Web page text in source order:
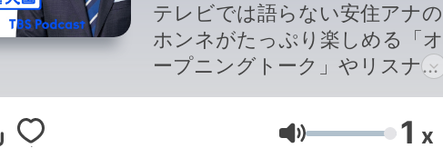
テレビでは語らない安住アナの
ホンネがたっぷり楽しめる「オ
ープニングトーク」やリスナー
の皆さんのメッセージに安住ア
ナが毒ッ気たっぷりでコメント
する応えるコーナーなど、ラン
Głośność 1 x